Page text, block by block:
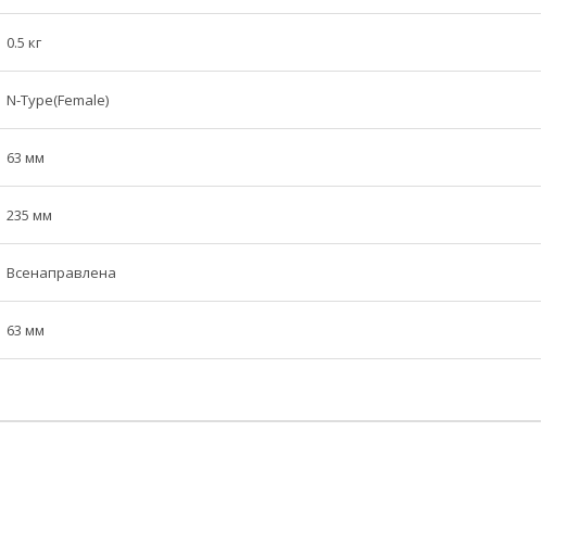
0.5 кг
N-Type(Female)
63 мм
235 мм
Всенаправлена
63 мм